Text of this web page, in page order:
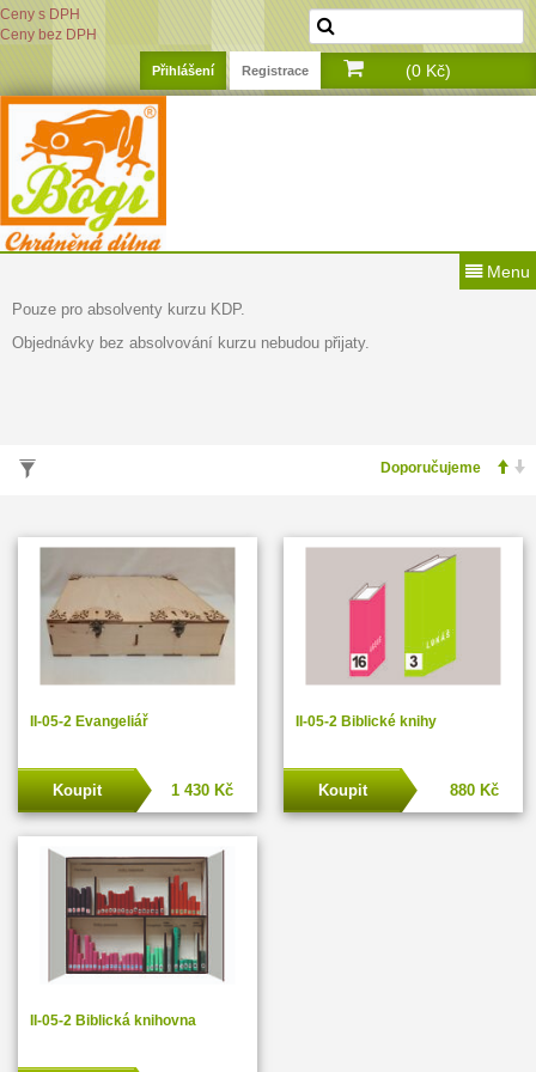
Menu
Přihlášení Registrace
Ceny s DPH
Ceny bez DPH
(0 Kč)
Pouze pro absolventy kurzu KDP.
Objednávky bez absolvování kurzu nebudou přijaty.
II-05-2 Evangeliář
1 430 Kč
Koupit
II-05-2 Biblické knihy
880 Kč
Koupit
II-05-2 Biblická knihovna